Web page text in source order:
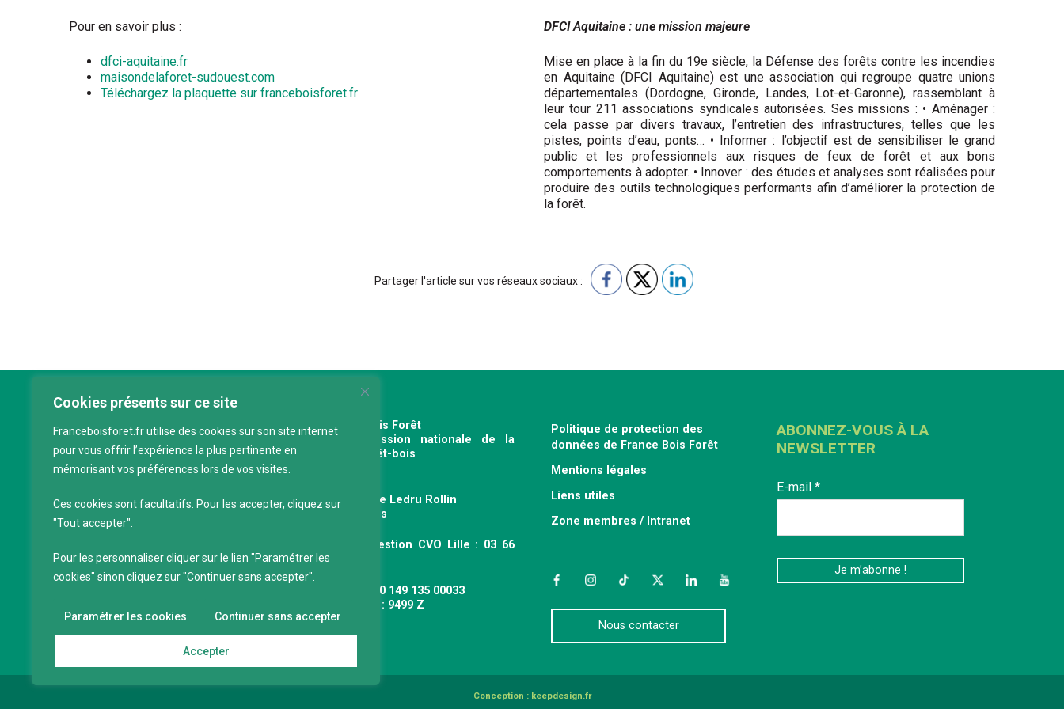
Cookies présents sur ce site
Franceboisforet.fr utilise des cookies sur son site internet
pour vous offrir l’expérience la plus pertinente en
mémorisant vos préférences lors de vos visites.
Ces cookies sont facultatifs. Pour les accepter, cliquez sur
"Tout accepter".
Pour les personnaliser cliquer sur le lien "Paramétrer les
cookies" sinon cliquez sur "Continuer sans accepter".
Paramétrer les cookies Continuer sans accepter
Accepter
Pour en savoir plus :
dfci-aquitaine.fr
maisondelaforet-sudouest.com
Téléchargez la plaquette sur franceboisforet.fr
DFCI Aquitaine : une mission majeure
Mise en place à la fin du 19e siècle, la Défense des forêts contre les incendies
en Aquitaine (DFCI Aquitaine) est une association qui regroupe quatre unions
départementales (Dordogne, Gironde, Landes, Lot-et-Garonne), rassemblant à
leur tour 211 associations syndicales autorisées. Ses missions : • Aménager :
cela passe par divers travaux, l’entretien des infrastructures, telles que les
pistes, points d’eau, ponts… • Informer : l’objectif est de sensibiliser le grand
public et les professionnels aux risques de feux de forêt et aux bons
comportements à adopter. • Innover : des études et analyses sont réalisées pour
produire des outils technologiques performants afin d’améliorer la protection de
la forêt.
Partager l'article sur vos réseaux sociaux :
France Bois Forêt
Interprofession nationale de la
filière forêt-bois
120 avenue Ledru Rollin
75011 Paris
Service gestion CVO Lille : 03 66
88 39 63
SIRET : 490 149 135 00033
Code APE : 9499 Z
Politique de protection des
données de France Bois Forêt
Mentions légales
Liens utiles
Zone membres / Intranet
FacebookInstagramTikTokTwitterLinkedInYouTube
Nous contacter
ABONNEZ-VOUS À LA
NEWSLETTER
E-mail *
Conception : keepdesign.fr